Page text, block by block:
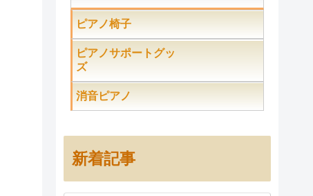
ピアノ椅子
ピアノサポートグッ
ズ
消音ピアノ
新着記事